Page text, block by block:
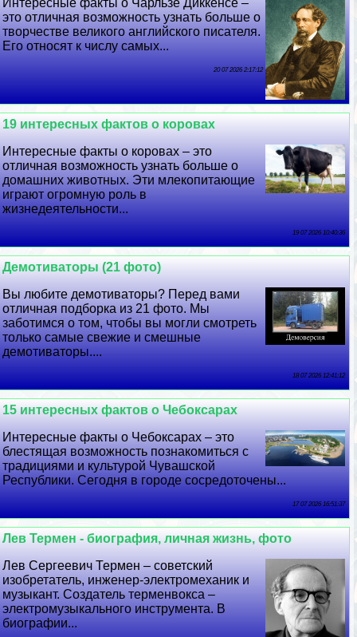
это отличная возможность узнать больше о
творчестве великого английского писателя.
Его относят к числу самых...
20 07 2026 2:17:12
19 интересных фактов о коровах
Интересные факты о коровах – это
отличная возможность узнать больше о
домашних животных. Эти млекопитающие
играют огромную роль в
жизнедеятельности...
19 07 2026 10:40:36
Демотиваторы (21 фото)
Вы любите демотиваторы? Перед вами
отличная подборка из 21 фото. Мы
заботимся о том, чтобы вы могли смотреть
только самые свежие и смешные
демотиваторы....
18 07 2026 12:41:12
15 интересных фактов о Чебоксарах
Интересные факты о Чебоксарах – это
блестящая возможность познакомиться с
традициями и культурой Чувашской
Республики. Сегодня в городе сосредоточены...
17 07 2026 16:51:37
Лев Термен - биография, личная жизнь, фото
Лев Сергеевич Термен – советский
изобретатель, инженер-электромеханик и
музыкант. Создатель терменвокса –
электромузыкального инструмента. В
биографии...